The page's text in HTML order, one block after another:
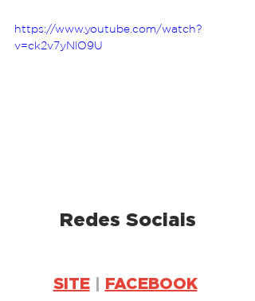
https://www.youtube.com/watch?
v=ck2v7yNlO9U
Redes Sociais
SITE | FACEBOOK